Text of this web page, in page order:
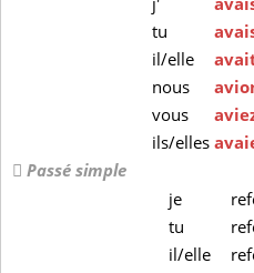
tu
il/elle
nous
vous
ils/elles
Passé simple
je
tu
il/elle